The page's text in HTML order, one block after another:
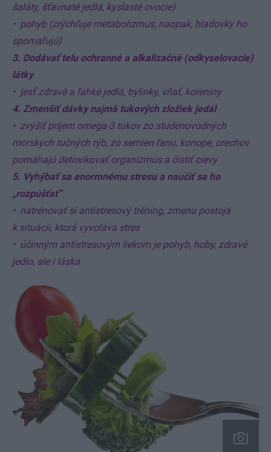
šaláty, šťavnaté jedlá, kyslasté ovocie)
• pohyb (zrýchľuje metabolizmus, naopak, hladovky ho
spomaľujú)
3. Dodávať telu ochranné a alkalizačné (odkyselovacie)
látky
• jesť zdravé a ľahké jedlá, bylinky, vňať, koreniny
4. Zmenšiť dávky najmä tukových zložiek jedál
• zvýšiť príjem omega-3 tukov zo studenovodných
morských tučných rýb, zo semien ľanu, konope, orechov
pomáhajú detoxikovať organizmus a čistiť cievy
5. Vyhýbať sa enormnému stresu a naučiť sa ho
„rozpúšťať“
• natrénovať si antistresový tréning, zmenu postoja
k situácii, ktorá vyvoláva stres
• účinným antistresovým liekom je pohyb, hoby, zdravé
jedlo, ale i láska